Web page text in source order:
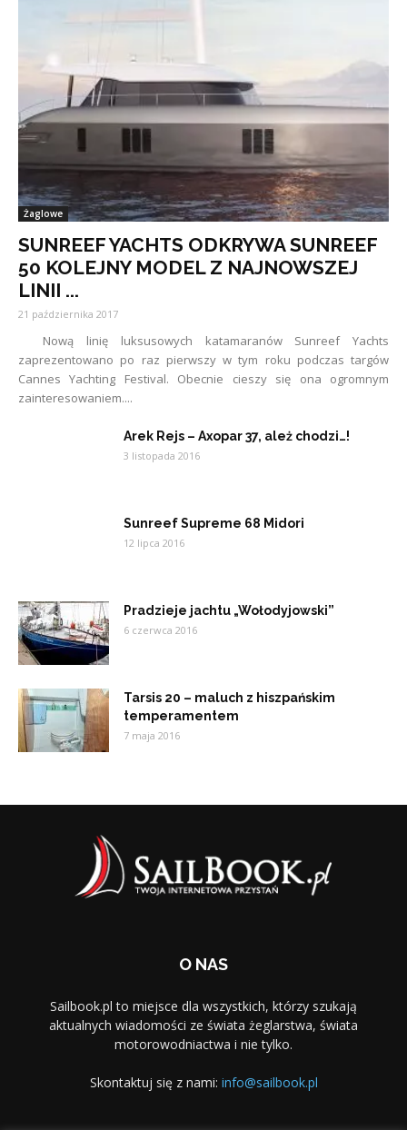
Żaglowe
SUNREEF YACHTS ODKRYWA SUNREEF
50 KOLEJNY MODEL Z NAJNOWSZEJ
LINII ...
21 października 2017
Nową linię luksusowych katamaranów Sunreef Yachts
zaprezentowano po raz pierwszy w tym roku podczas targów
Cannes Yachting Festival. Obecnie cieszy się ona ogromnym
zainteresowaniem....
Arek Rejs – Axopar 37, ależ chodzi…!
3 listopada 2016
Sunreef Supreme 68 Midori
12 lipca 2016
Pradzieje jachtu „Wołodyjowski”
6 czerwca 2016
Tarsis 20 – maluch z hiszpańskim
temperamentem
7 maja 2016
O NAS
Sailbook.pl to miejsce dla wszystkich, którzy szukają
aktualnych wiadomości ze świata żeglarstwa, świata
motorowodniactwa i nie tylko.
Skontaktuj się z nami: info@sailbook.pl